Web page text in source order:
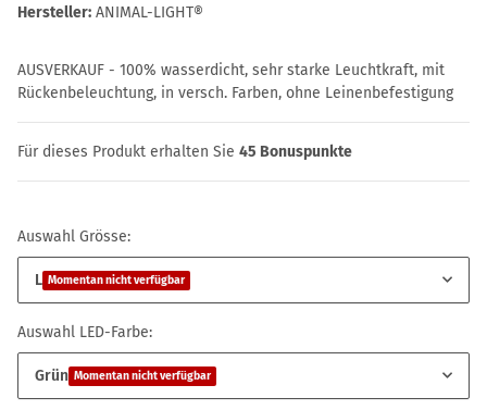
Hersteller: ANIMAL-LIGHT®
AUSVERKAUF - 100% wasserdicht, sehr starke Leuchtkraft, mit
Rückenbeleuchtung, in versch. Farben, ohne Leinenbefestigung
Für dieses Produkt erhalten Sie 45 Bonuspunkte
Auswahl Grösse:
L Momentan nicht verfügbar
Auswahl LED-Farbe:
Grün Momentan nicht verfügbar